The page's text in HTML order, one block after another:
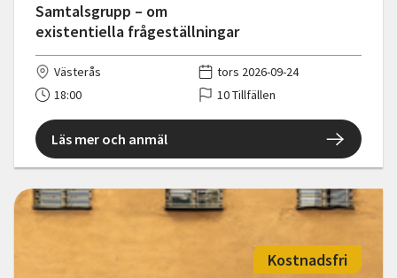
Samtalsgrupp – om
existentiella frågeställningar
Västerås
tors 2026-09-24
18:00
10 Tillfällen
Läs mer och anmäl
Kostnadsfri